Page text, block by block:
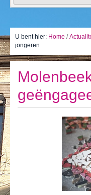
Politiek leven
Ik leef
Ik bezoek
Publicaties
Actualiteiten
E-loket /
U bent hier: Home /
jongeren